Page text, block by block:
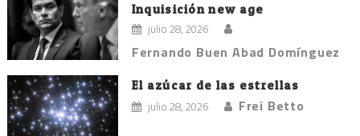
Inquisición new age
julio 28, 2026
Fernando Buen Abad Domínguez
El azúcar de las estrellas
julio 28, 2026 Frei Betto